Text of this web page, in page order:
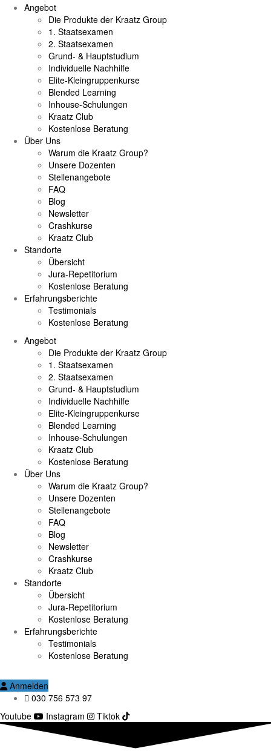
Angebot
Die Produkte der Kraatz Group
1. Staatsexamen
2. Staatsexamen
Grund- & Hauptstudium
Individuelle Nachhilfe
Elite-Kleingruppenkurse
Blended Learning
Inhouse-Schulungen
Kraatz Club
Kostenlose Beratung
Über Uns
Warum die Kraatz Group?
Unsere Dozenten
Stellenangebote
FAQ
Blog
Newsletter
Crashkurse
Kraatz Club
Standorte
Übersicht
Jura-Repetitorium
Kostenlose Beratung
Erfahrungsberichte
Testimonials
Kostenlose Beratung
Angebot
Die Produkte der Kraatz Group
1. Staatsexamen
2. Staatsexamen
Grund- & Hauptstudium
Individuelle Nachhilfe
Elite-Kleingruppenkurse
Blended Learning
Inhouse-Schulungen
Kraatz Club
Kostenlose Beratung
Über Uns
Warum die Kraatz Group?
Unsere Dozenten
Stellenangebote
FAQ
Blog
Newsletter
Crashkurse
Kraatz Club
Standorte
Übersicht
Jura-Repetitorium
Kostenlose Beratung
Erfahrungsberichte
Testimonials
Kostenlose Beratung
Anmelden
030 756 573 97
Youtube
Instagram Tiktok